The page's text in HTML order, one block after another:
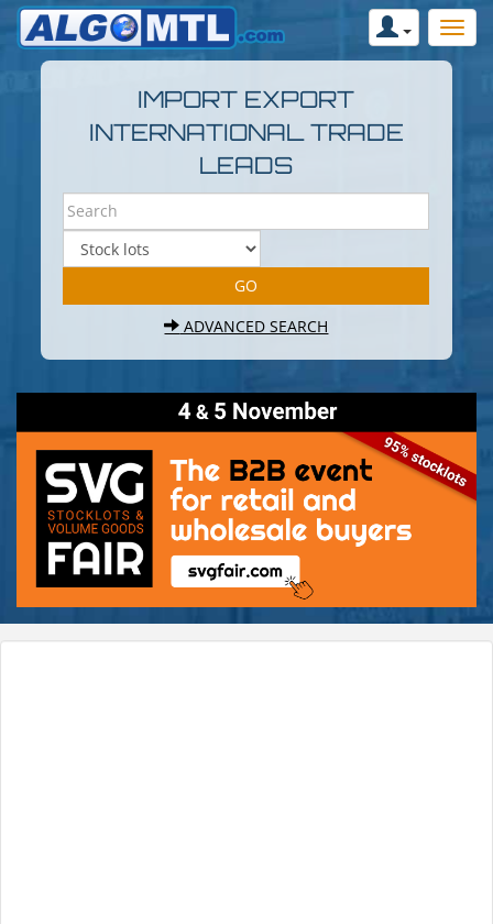
IMPORT EXPORT
INTERNATIONAL TRADE
LEADS
ADVANCED SEARCH